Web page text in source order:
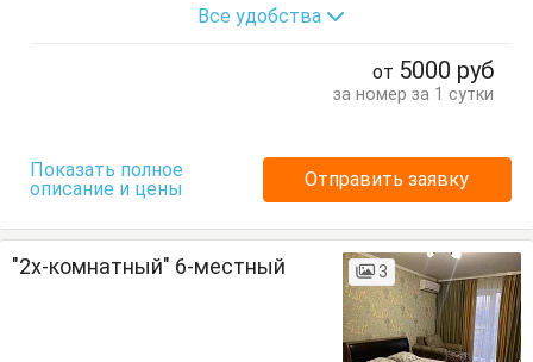
Кровати двуспальные
Кровати односпальные
Все удобства
от 5000 руб
за номер за 1 сутки
Показать полное
описание и цены
Отправить заявку
"2х-комнатный" 6-местный 3